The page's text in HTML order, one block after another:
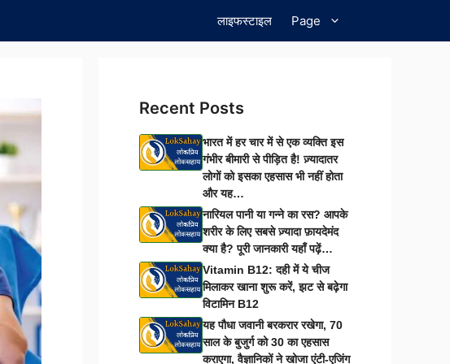
लाइफस्टाइल Page
Recent Posts
भारत में हर चार में से एक व्यक्ति इस
गंभीर बीमारी से पीड़ित है! ज़्यादातर
लोगों को इसका एहसास भी नहीं होता
और यह…
नारियल पानी या गन्ने का रस? आपके
शरीर के लिए सबसे ज़्यादा फ़ायदेमंद
क्या है? पूरी जानकारी यहाँ पढ़ें…
Vitamin B12: दही में ये चीज
मिलाकर खाना शुरू करें, झट से बढ़ेगा
विटामिन B12
यह पौधा जवानी बरकरार रखेगा, 70
साल के बुजुर्ग को 30 का एहसास
कराएगा, वैज्ञानिकों ने खोजा एंटी-एजिंग